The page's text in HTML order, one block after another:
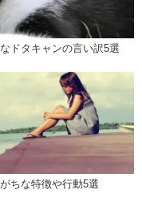
ドタキャンの言い訳5選
ちな特徴や行動5選